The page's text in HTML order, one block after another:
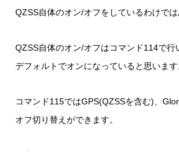
QZSS自体のオン/オフをしているわけでは
QZSS自体のオン/オフはコマンド114で行
デフォルトでオンになっていると思います
コマンド115ではGPS(QZSSを含む)、
オフ切り替えができます。